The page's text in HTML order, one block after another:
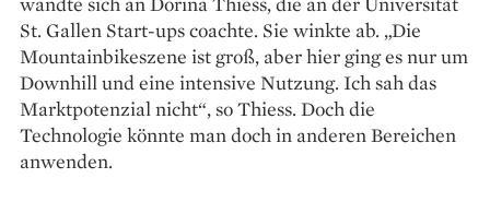
St. Gallen Start-ups coachte. Sie winkte ab. „Die
Mountainbikeszene ist groß, aber hier ging es nur um
Downhill und eine ­intensive Nutzung. Ich sah das
Marktpotenzial nicht“, so Thiess. Doch die
Technologie könnte man doch in anderen Bereichen
anwenden.